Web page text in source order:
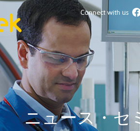
ニュース・セ